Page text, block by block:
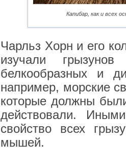
Капибар, как и всех
Чарльз Хорн и его
изучали
белкообразных и
например, морские
которые должны
действовали.
свойство всех
мышей.